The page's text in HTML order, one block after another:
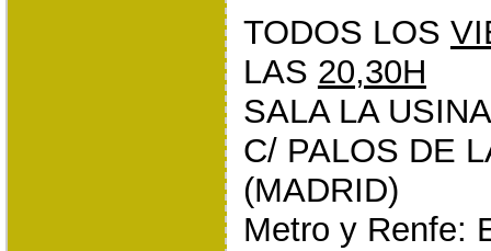
TODOS LOS
LAS 20,30H
SALA LA USINA
C/ PALOS DE
(MADRID)
Metro y Renfe: